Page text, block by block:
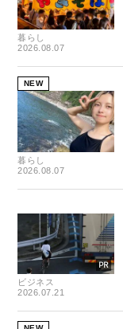
暮らし
2026.08.07
NEW
暮らし
2026.08.07
ビジネス
2026.07.21